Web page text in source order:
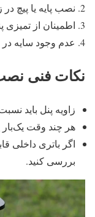
نصب پایه یا پیچ در
اطمینان از تمیزی
عدم وجود سایه
نکات فنی
زاویه پنل باید
هر چند وقت یک‌بار
بررسی کنید.